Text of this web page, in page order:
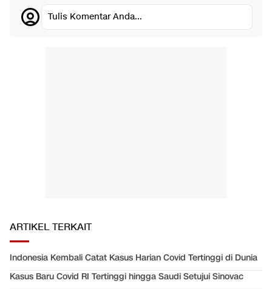
Tulis Komentar Anda...
ARTIKEL TERKAIT
Indonesia Kembali Catat Kasus Harian Covid Tertinggi di Dunia
Kasus Baru Covid RI Tertinggi hingga Saudi Setujui Sinovac